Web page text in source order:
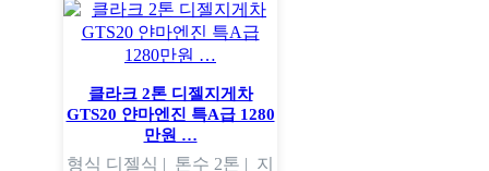
클라크 2톤 디젤지게차
GTS20 얀마엔진 특A급 1280
만원 …
형식 디젤식 | 톤수 2톤 | 지